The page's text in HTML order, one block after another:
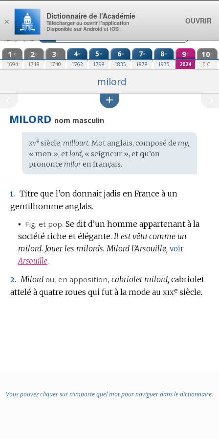
Aller au contenu
1 re
1694
2e
1718
3e
1740
4e
1762
5e
1798
6e
1835
7e
1878
8e
1935
9e
2024
10e
E.C.
milord
MILORD nom masculin
Étymologie
:
xvesiècle, millourt. Motanglais, composé de my,
« mon », etlord, « seigneur », et qu’on
prononce miloren français.
1. Titre que l’on donnait jadis en France à un
gentilhomme anglais.
▪ Fig. et pop. Se dit d’un homme appartenant à la
société riche et élégante. Il est vêtu comme un
milord. Jouer les milords. Milord l’Arsouille, voir
Arsouille.
2. Milord ou, en apposition, cabriolet milord, cabriolet
attelé à quatre roues qui fut à la mode au xixesiècle.
Vous pouvez cliquer sur n’importe quel mot pour naviguer dans le dictionnaire.
×
Dictionnaire de l’Académie
Télécharger ou ouvrir l’application
Disponible sur Android et iOS
OUVRIR